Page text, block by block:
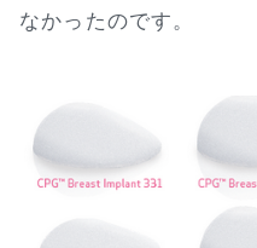
なかったのです。